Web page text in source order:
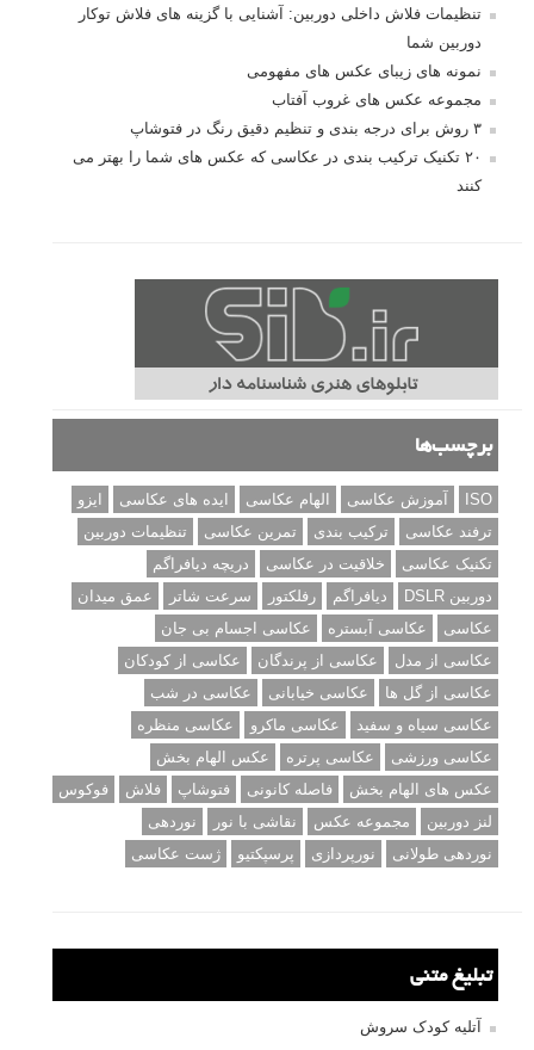
تنظیمات فلاش داخلی دوربین: آشنایی با گزینه های فلاش توکار
دوربین شما
نمونه های زیبای عکس های مفهومی
مجموعه عکس های غروب آفتاب
۳ روش برای درجه بندی و تنظیم دقیق رنگ در فتوشاپ
۲۰ تکنیک ترکیب بندی در عکاسی که عکس های شما را بهتر می
کنند
برچسب‌ها
ISO آموزش عکاسی الهام عکاسی ایده های عکاسی
ایزو
ترفند عکاسی
ترکیب بندی تمرین عکاسی
تنظیمات دوربین
تکنیک عکاسی
خلاقیت در عکاسی
دریچه دیافراگم
دوربین DSLR
دیافراگم رفلکتور سرعت شاتر
عمق میدان
عکاسی
عکاسی آبستره
عکاسی اجسام بی جان
عکاسی از مدل
عکاسی از پرندگان
عکاسی از کودکان
عکاسی از گل ها
عکاسی خیابانی
عکاسی در شب
عکاسی سیاه و سفید
عکاسی ماکرو
عکاسی منظره
عکاسی ورزشی
عکاسی پرتره
عکس الهام بخش
عکس های الهام بخش
فاصله کانونی فتوشاپ فلاش
فوکوس
لنز دوربین
مجموعه عکس نقاشی با نور
نوردهی
نوردهی طولانی
نورپردازی پرسپکتیو ژست عکاسی
تبلیغ متنی
آتلیه کودک سروش